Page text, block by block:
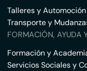
Talleres y Automoción
Transporte y
FORMACIÓN, AYUDA
Formación y
Servicios Sociales y